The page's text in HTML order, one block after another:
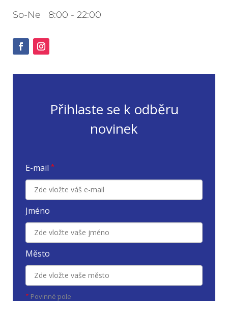
So-Ne 8:00 - 22:00
Přihlaste se k odběru
novinek
E-mail *
Jméno
Město
* Povinné pole